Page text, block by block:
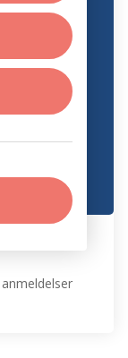
anmeldelser